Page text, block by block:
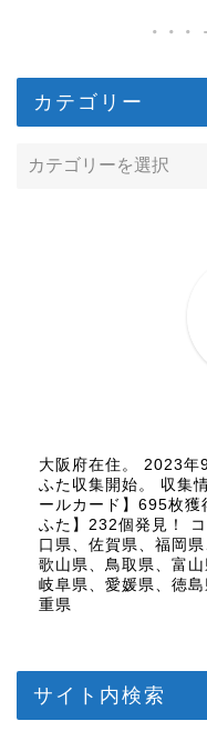
カテゴリー
大阪府在住。 2023年
ふた収集開始。 収集
ールカード】695枚
ふた】232個発見！
口県、佐賀県、福岡
歌山県、鳥取県、富
岐阜県、愛媛県、徳
重県
サイト内検索